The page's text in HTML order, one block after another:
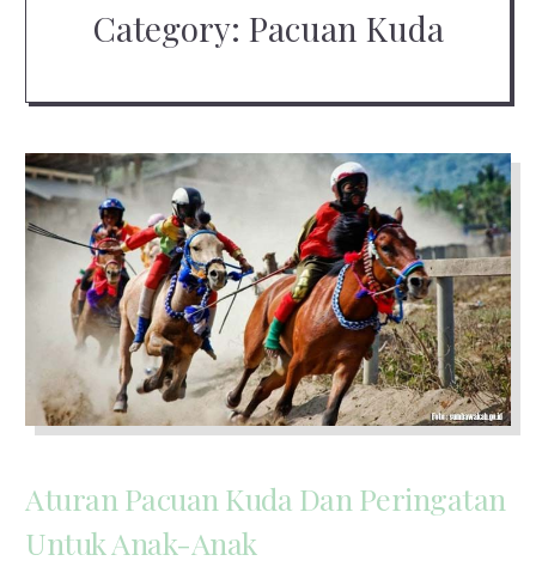
Category: Pacuan Kuda
Aturan Pacuan Kuda Dan Peringatan
Untuk Anak-Anak